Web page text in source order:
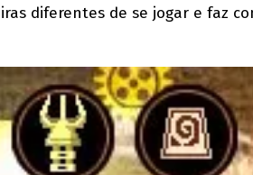
diferentes de se jogar e faz